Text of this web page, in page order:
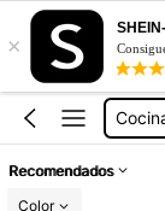
×
Recomendados
Color